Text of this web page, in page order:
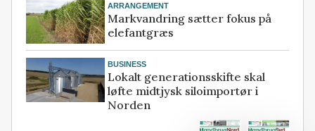
ARRANGEMENT
Markvandring sætter fokus på
elefantgræs
BUSINESS
Lokalt generationsskifte skal
løfte midtjysk siloimportør i
Norden